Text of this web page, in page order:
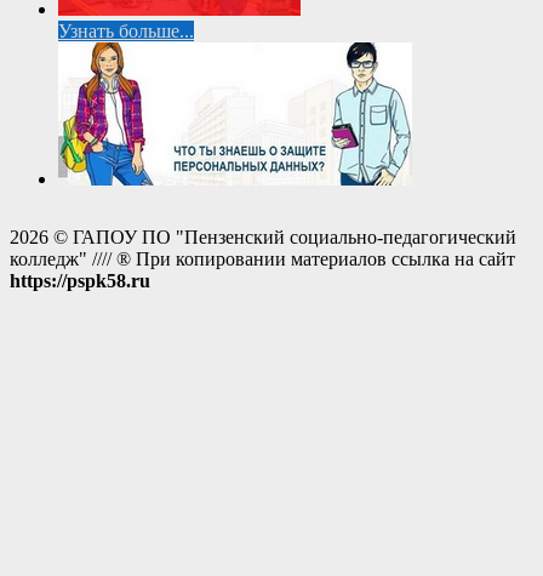
Узнать больше...
2026 © ГАПОУ ПО "Пензенский социально-педагогический
колледж" //// ® При копировании материалов ссылка на сайт
https://pspk58.ru